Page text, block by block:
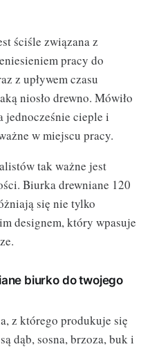
ściśle związana z
pracy do
z upływem czasu
niosło drewno. Mówiło
jednocześnie cieple i
w miejscu pracy.
tak ważne jest
Biurka drewniane 120
się nie tylko
designem, który wpasuje
biurko do twojego
z którego produkuje się
dąb, sosna, brzoza, buk i